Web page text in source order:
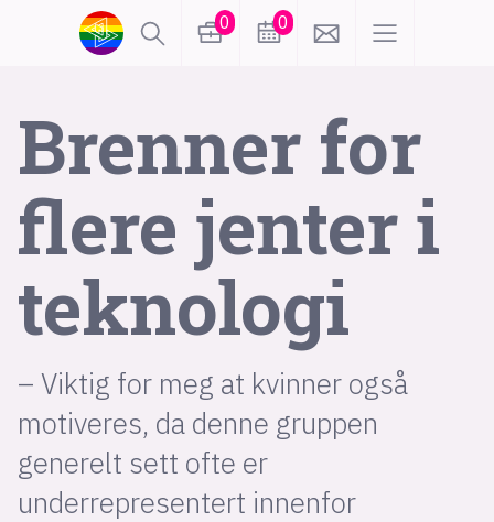
0 0
Brenner for
flere jenter i
teknologi
– Viktig for meg at kvinner også
motiveres, da denne gruppen
generelt sett ofte er
underrepresentert innenfor
karriere
meninger
utdanning sikkerhet
kontor
frontend
backend
IoT
tilgjengelighet
ukas koder
hobby